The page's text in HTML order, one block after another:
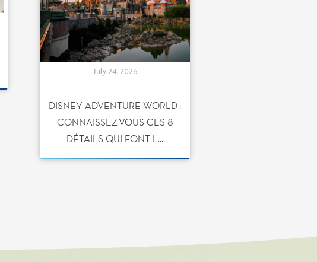
July 24, 2026
DISNEY ADVENTURE WORLD :
CONNAISSEZ-VOUS CES 8
DÉTAILS QUI FONT L...